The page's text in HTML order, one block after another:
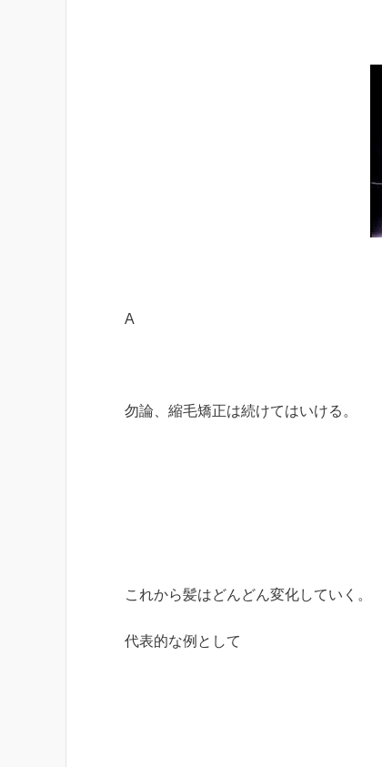
A
勿論、縮毛矯正は続けてはいける。
これから髪はどんどん変化していく。
代表的な例として